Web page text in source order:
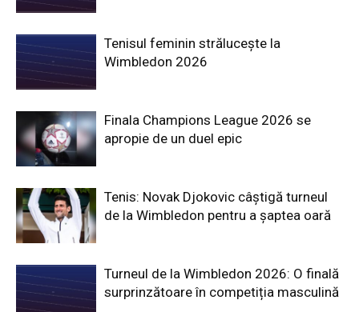
Tenisul feminin strălucește la
Wimbledon 2026
Finala Champions League 2026 se
apropie de un duel epic
Tenis: Novak Djokovic câștigă turneul
de la Wimbledon pentru a șaptea oară
Turneul de la Wimbledon 2026: O finală
surprinzătoare în competiția masculină